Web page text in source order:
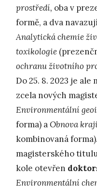
prostředí, oba v
formě, a dva
Analytická chemie
toxikologie
ochranu životního
Do 25. 8. 2023 je
zcela nových
Environmentální
forma) aObnova
kombinovaná
magisterského titulu
kole otevřen
Environmentální